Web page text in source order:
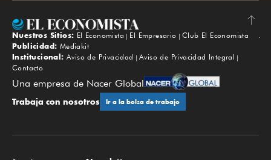
Subir
Nuestros Sitios: El Economista El Empresario
Club El Economista
Publicidad: Mediakit
Institucional: Aviso de Privacidad
Aviso de Privacidad Integral
Contacto
Una empresa de Nacer Global
Trabaja con nosotros Ir a la bolsa de trabajo